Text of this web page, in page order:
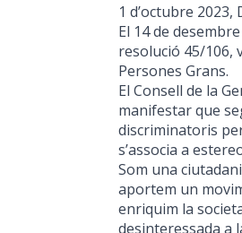
1 d’octubre
El 14 de
resolució 45/106,
Persones Grans.
El Consell de la
manifestar que
discriminatoris
s’associa a
Som una
aportem un
enriquim la
desinteressada a